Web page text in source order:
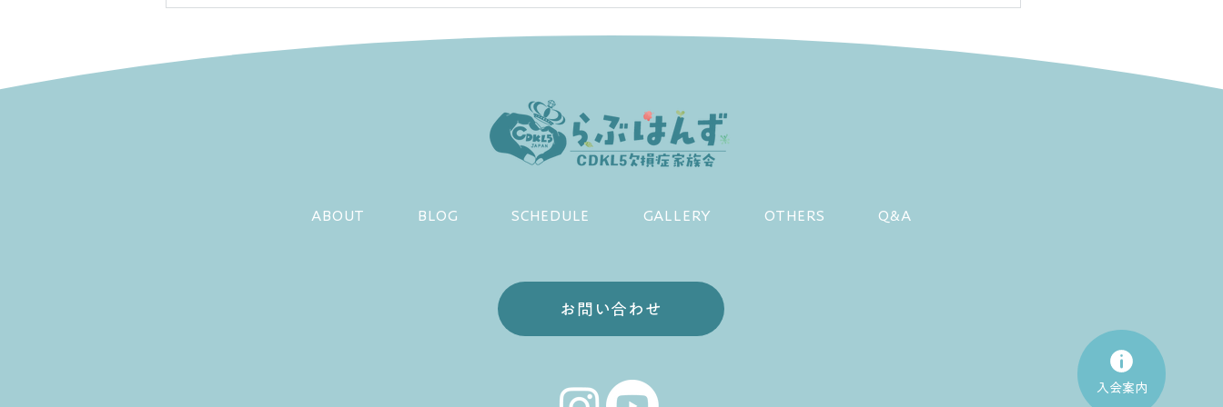
6月17日 「国際CDKL5デ
らぶはんず家族会2026 開催
のお知らせ
入会案内
ABOUT BLOG SCHEDULE GALLERY OTHERS Q&A
お問い合わせ